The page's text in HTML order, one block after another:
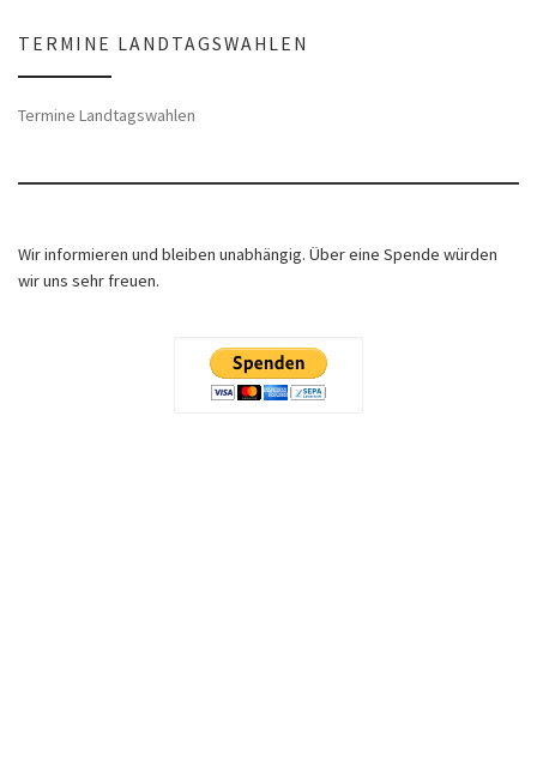
TERMINE LANDTAGSWAHLEN
Termine Landtagswahlen
Wir informieren und bleiben unabhängig. Über eine Spende würden
wir uns sehr freuen.